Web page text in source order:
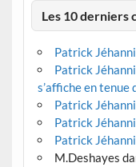
Les 10 derniers
Patrick
Patrick
s’affiche en tenue
Patrick
Patrick
Patrick
M.Deshayes